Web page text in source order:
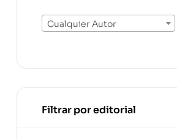
Cualquier Autor
Filtrar por editorial